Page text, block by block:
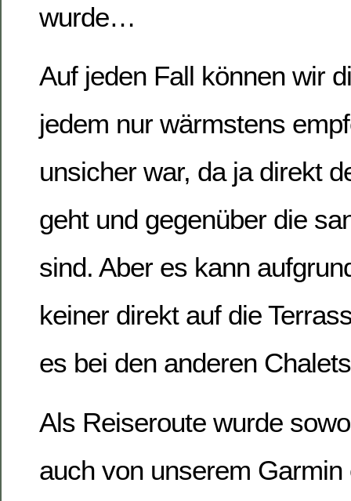
wurde…
Auf jeden Fall können wir
jedem nur wärmstens
unsicher war, da ja direkt
geht und gegenüber die
sind. Aber es kann
keiner direkt auf die
es bei den anderen
Als Reiseroute wurde
auch von unserem